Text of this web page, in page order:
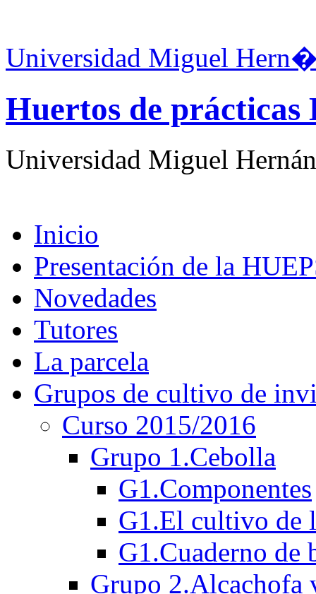
Universidad Miguel
Huertos de prácticas
Universidad Miguel
Inicio
Presentación de la
Novedades
Tutores
La parcela
Grupos de cultivo de
Curso 2015/2016
Grupo 1.Cebolla
G1.Componentes
G1.El cultivo de
G1.Cuaderno de
Grupo 2.Alcachofa